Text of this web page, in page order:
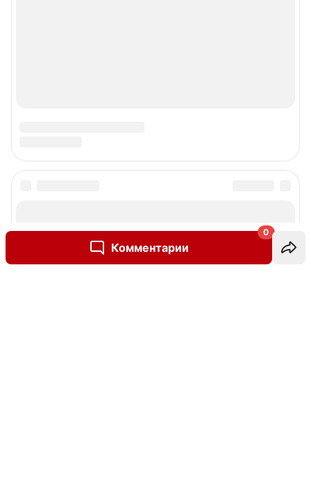
Комментарии
0